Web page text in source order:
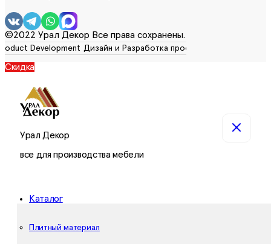
©2022 Урал Декор Все права сохранены.
Скидка
Урал Декор
все для производства мебели
Каталог
Плитный материал